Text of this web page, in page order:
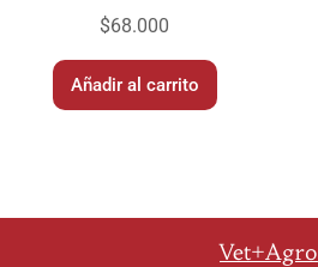
$68.000
Añadir al carrito
Vet+Agro